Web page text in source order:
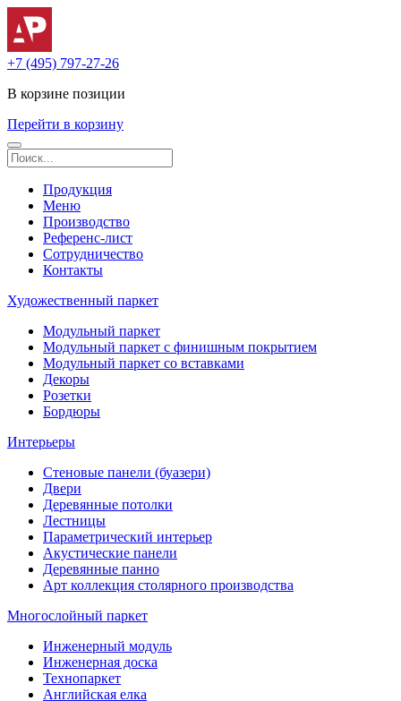
+7 (495) 797-27-26
В корзине позиции
Перейти в корзину
Продукция
Меню
Производство
Референс-лист
Сотрудничество
Контакты
Художественный паркет
Модульный паркет
Модульный паркет с финишным покрытием
Модульный паркет со вставками
Декоры
Розетки
Бордюры
Интерьеры
Стеновые панели (буазери)
Двери
Деревянные потолки
Лестницы
Параметрический интерьер
Акустические панели
Деревянные панно
Арт коллекция столярного производства
Многослойный паркет
Инженерный модуль
Инженерная доска
Технопаркет
Английская елка